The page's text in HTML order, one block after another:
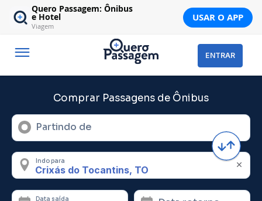
Quero Passagem: Ônibus
e Hotel
Viagem
USAR O APP
ENTRAR
Comprar Passagens de Ônibus
Partindo de
Indo para
Data saída